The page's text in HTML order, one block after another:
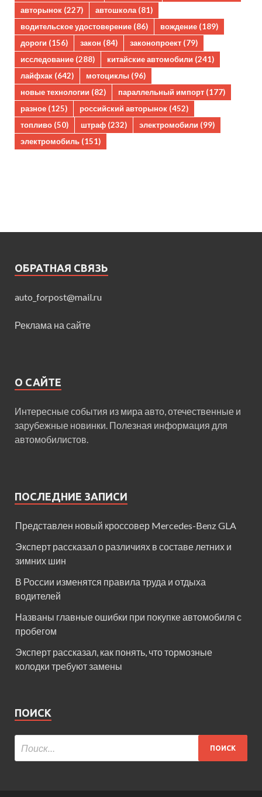
авторынок (227) автошкола(81)
водительское удостоверение (86) вождение (189)
дороги (156) закон (84) законопроект (79)
исследование (288) китайские автомобили (241)
лайфхак (642) мотоциклы (96)
новые технологии (82) параллельный импорт (177)
разное (125) российский авторынок (452)
топливо (50) штраф (232) электромобили (99)
электромобиль (151)
ОБРАТНАЯ СВЯЗЬ
auto_forpost@mail.ru
Реклама на сайте
О САЙТЕ
Интересные события из мира авто, отечественные и
зарубежные новинки. Полезная информация для
автомобилистов.
ПОСЛЕДНИЕ ЗАПИСИ
Представлен новый кроссовер Mercedes-Benz GLA
Эксперт рассказал о различиях в составе летних и
зимних шин
В России изменятся правила труда и отдыха
водителей
Названы главные ошибки при покупке автомобиля с
пробегом
Эксперт рассказал, как понять, что тормозные
колодки требуют замены
ПОИСК